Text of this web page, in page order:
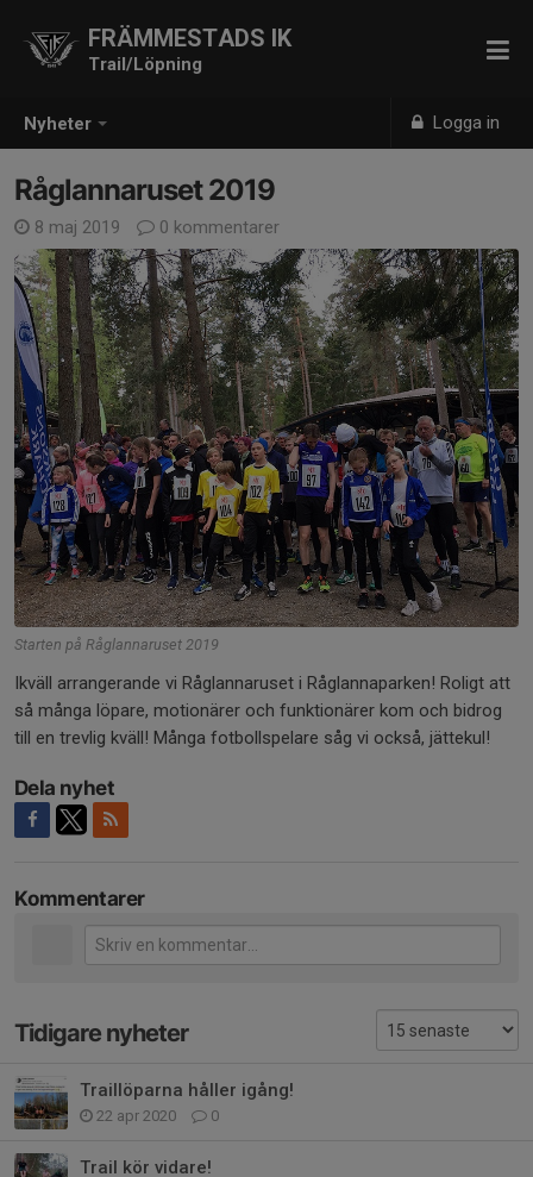
Nyheter Logga in
FRÄMMESTADS IK
Trail/Löpning
Råglannaruset 2019
8 maj 2019 0 kommentarer
Starten på Råglannaruset 2019
Ikväll arrangerande vi Råglannaruset i Råglannaparken! Roligt att
så många löpare, motionärer och funktionärer kom och bidrog
till en trevlig kväll! Många fotbollspelare såg vi också, jättekul!
Dela nyhet
Kommentarer
Tidigare nyheter
Traillöparna håller igång!
22 apr 2020 0
Trail kör vidare!